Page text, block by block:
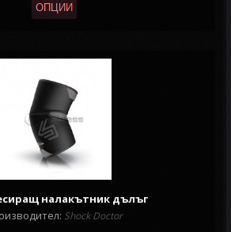
ОПЦИИ
налакътник дълъг
Shock Doctor